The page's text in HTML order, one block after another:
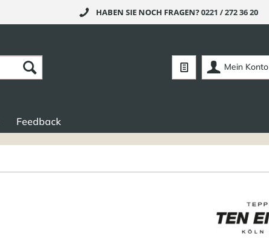
HABEN SIE NOCH FRAGEN?0221 / 272 36 20
Mein Konto
Feedback